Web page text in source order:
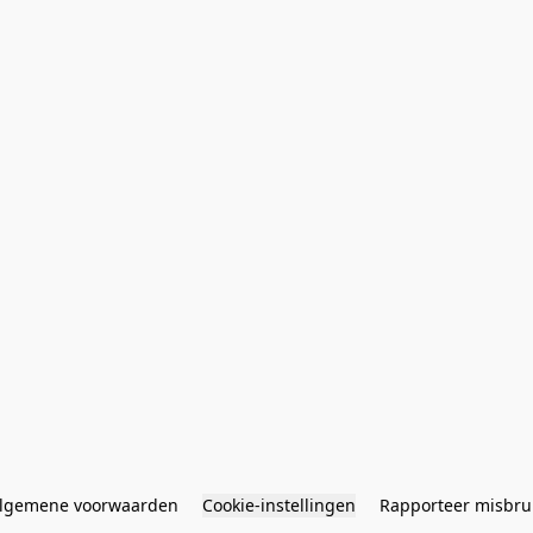
voorwaarden Cookie-instellingen Rapporteer